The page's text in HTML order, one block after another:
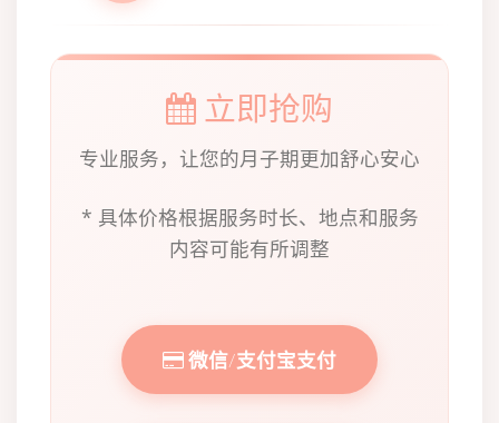
立即抢购
专业服务，让您的月子期更加舒心安心
* 具体价格根据服务时长、地点和服务
内容可能有所调整
微信/支付宝支付